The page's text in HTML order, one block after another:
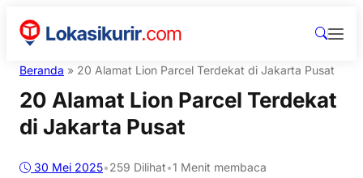
Beranda » 20 Alamat Lion Parcel Terdekat di Jakarta Pusat
20 Alamat Lion Parcel Terdekat
di Jakarta Pusat
30 Mei 2025•259 Dilihat•1 Menit membaca